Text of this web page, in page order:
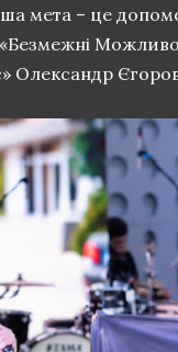
мета – це
Олександр